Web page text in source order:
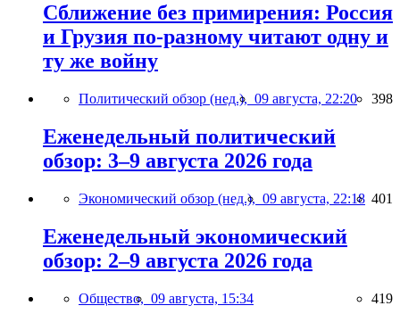
Сближение без примирения: Россия
и Грузия по-разному читают одну и
ту же войну
Политический обзор (нед.), 09 августа, 22:20 398
Еженедельный политический
обзор: 3–9 августа 2026 года
Экономический обзор (нед.), 09 августа, 22:18 401
Еженедельный экономический
обзор: 2–9 августа 2026 года
Общество, 09 августа, 15:34 419